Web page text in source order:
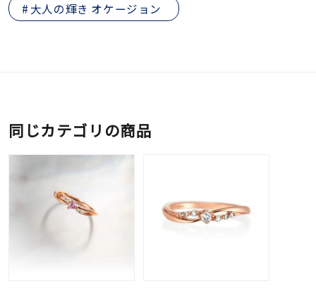
大人の輝き オケージョン
同じカテゴリの商品